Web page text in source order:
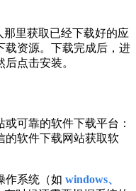
那里获取已经下载好的应
载资源。下载完成后，进
点击安装。
可靠的软件下载平台：
的软件下载网站获取软
作系统（如 windows、